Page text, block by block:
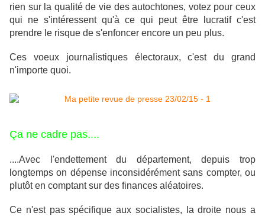
rien sur la qualité de vie des autochtones, votez pour ceux
qui ne s'intéressent qu'à ce qui peut être lucratif c'est
prendre le risque de s'enfoncer encore un peu plus.
Ces voeux journalistiques électoraux, c'est du grand
n'importe quoi.
Ça ne cadre pas....
....Avec l'endettement du département, depuis trop
longtemps on dépense inconsidérément sans compter, ou
plutôt en comptant sur des finances aléatoires.
Ce n'est pas spécifique aux socialistes, la droite nous a